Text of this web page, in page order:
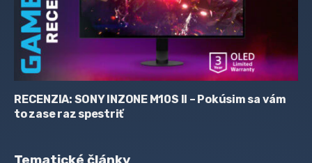
RECENZIA: SONY INZONE M10S II – Pokúsim sa vám
to zase raz spestriť
Tematické články